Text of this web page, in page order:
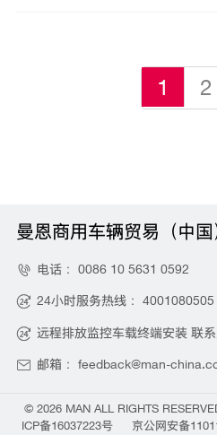
1 2
曼恩商用车辆贸易（中
 电话： 0086 10 5631 0592
 24小时服务热线： 4001080505
 远程排放监控车载终端安装 联
 邮箱： feedback@man-
©2026 MAN ALL RIGHTS
ICP备16037223号
京公网安备